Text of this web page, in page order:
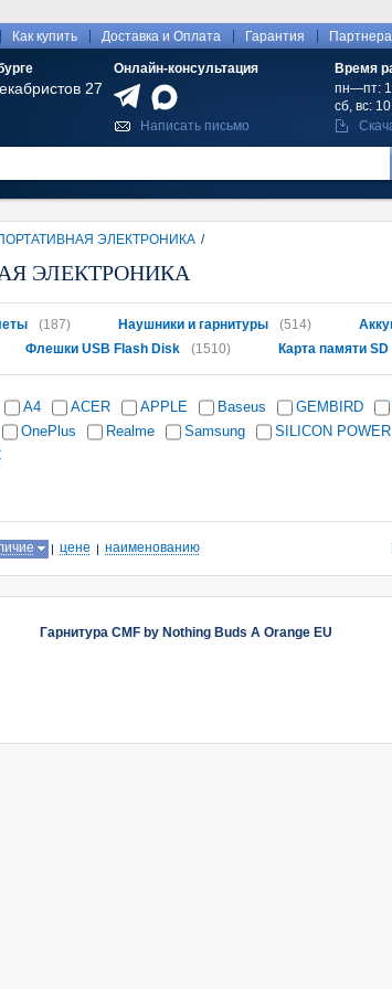
Как купить Доставка и Оплата Гарантия
27
Онлайн-консультация
Время
пн—пт:
сб, вс:
Написать письмо
ЭЛЕКТРОНИКА /
ЭЛЕКТРОНИКА
(187) Наушники и гарнитуры (514)
Флешки USB Flash Disk (1510) Карта памяти SD
A4 ACER APPLE Baseus GEMBIRD
OnePlus Realme Samsung SILICON POWER
цене наименованию
Гарнитура CMF by Nothing Buds A Orange EU